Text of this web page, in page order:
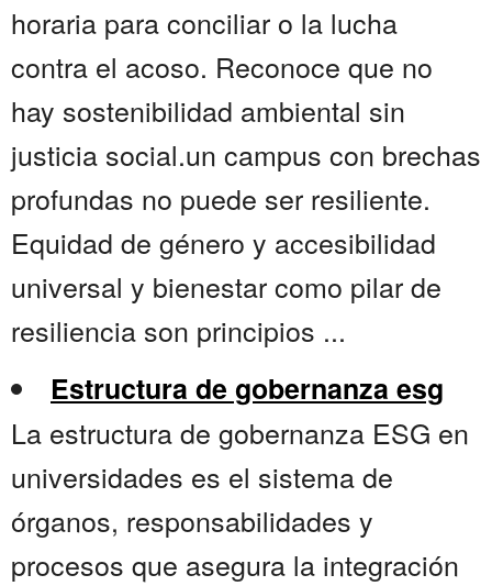
horaria para conciliar o la lucha
contra el acoso. Reconoce que no
hay sostenibilidad ambiental sin
justicia social.un campus con brechas
profundas no puede ser resiliente.
Equidad de género y accesibilidad
universal y bienestar como pilar de
resiliencia son principios ...
Estructura de gobernanza esg
La estructura de gobernanza ESG en
universidades es el sistema de
órganos, responsabilidades y
procesos que asegura la integración